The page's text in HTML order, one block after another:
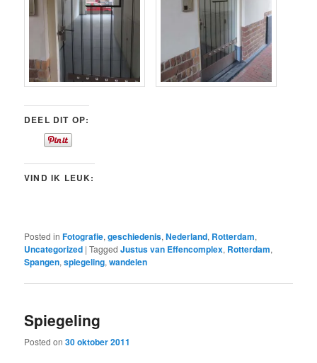
DEEL DIT OP:
VIND IK LEUK:
Posted in Fotografie,geschiedenis,Nederland, Rotterdam,
Uncategorized |Tagged Justus van Effencomplex, Rotterdam,
Spangen,spiegeling,wandelen
Spiegeling
Posted on30 oktober 2011